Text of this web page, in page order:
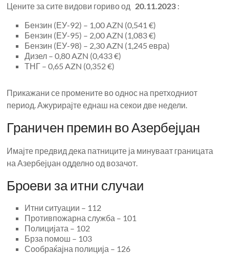
Цените за сите видови гориво од 20.11.2023 :
Бензин (ЕУ-92) – 1,00 AZN (0,541 €)
Бензин (ЕУ-95) – 2,00 AZN (1,083 €)
Бензин (ЕУ-98) – 2,30 AZN (1,245 евра)
Дизел – 0,80 AZN (0,433 €)
ТНГ – 0,65 AZN (0,352 €)
Прикажани се промените во однос на претходниот
период. Ажурирајте еднаш на секои две недели.
Граничен премин во Азербејџан
Имајте предвид дека патниците ја минуваат границата
на Азербејџан одделно од возачот.
Броеви за итни случаи
Итни ситуации – 112
Противпожарна служба – 101
Полицијата – 102
Брза помош – 103
Сообраќајна полиција – 126